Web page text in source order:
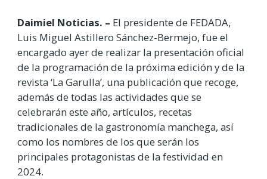
Daimiel Noticias. – El presidente de FEDADA,
Luis Miguel Astillero Sánchez-Bermejo, fue el
encargado ayer de realizar la presentación oficial
de la programación de la próxima edición y de la
revista ‘La Garulla’, una publicación que recoge,
además de todas las actividades que se
celebrarán este año, artículos, recetas
tradicionales de la gastronomía manchega, así
como los nombres de los que serán los
principales protagonistas de la festividad en
2024.